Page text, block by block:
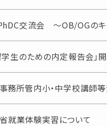
PhDC交流会 ～OB/OGの
学生のための内定報告会」
務所管内小・中学校講師
省就業体験実習について